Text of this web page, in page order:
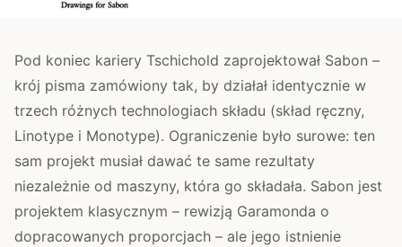
Pod koniec kariery Tschichold zaprojektował Sabon –
krój pisma zamówiony tak, by działał identycznie w
trzech różnych technologiach składu (skład ręczny,
Linotype i Monotype). Ograniczenie było surowe: ten
sam projekt musiał dawać te same rezultaty
niezależnie od maszyny, która go składała. Sabon jest
projektem klasycznym – rewizją Garamonda o
dopracowanych proporcjach – ale jego istnienie